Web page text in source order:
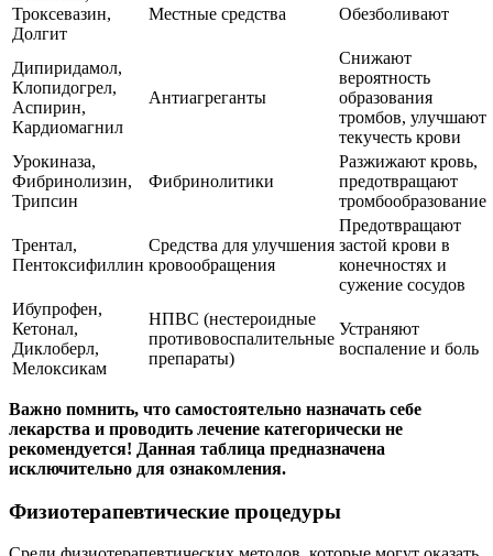
Троксевазин,
Долгит
Местные средства Обезболивают
Дипиридамол,
Клопидогрел,
Аспирин,
Кардиомагнил
Антиагреганты
Снижают
вероятность
образования
тромбов, улучшают
текучесть крови
Урокиназа,
Фибринолизин,
Трипсин
Фибринолитики
Разжижают кровь,
предотвращают
тромбообразование
Трентал,
Пентоксифиллин
Средства для улучшения
кровообращения
Предотвращают
застой крови в
конечностях и
сужение сосудов
Ибупрофен,
Кетонал,
Диклоберл,
Мелоксикам
НПВС (нестероидные
противовоспалительные
препараты)
Устраняют
воспаление и боль
Важно помнить, что самостоятельно назначать себе
лекарства и проводить лечение категорически не
рекомендуется! Данная таблица предназначена
исключительно для ознакомления.
Физиотерапевтические процедуры